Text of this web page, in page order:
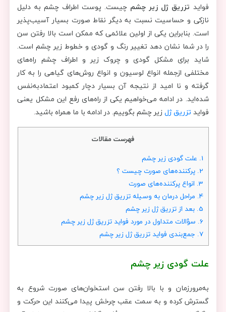
فواید تزریق ژل زیر چشم چیست. پوست اطراف چشم به دلیل
نازکی و حساسیت نسبت به دیگر نقاط صورت بسیار آسیب‌پذیر
است. بنابراین یکی از اولین علائمی که ممکن است بالا رفتن سن
را در شما نشان دهد تغییر رنگ و گودی و خطوط زیر چشم است.
شاید برای مشکل گودی و چروک زیر و اطراف چشم راه‌های
مختلفی ازجمله انواع لوسیون و انواع روش‌های گیاهی را به کار
گرفته و نا امید از نتیجه آن بسیار دچار کمبود اعتمادبه‌نفس
شده‌اید. در ادامه می‌خواهیم یکی از راه‌های رفع این مشکل یعنی
فواید تزریق ژلزیر چشم بگوییم. در ادامه با ما همراه باشید.
فهرست مقالات
1. علت گودی زیر چشم
2. پرکننده‌های صورت چیست ؟
3. انواع پرکننده‌های صورت
4. مراحل درمان به وسیله تزریق ژل زیر چشم
5. بعد از تزریق ژل زیر چشم
6. سؤالات متداول در مورد فواید تزریق ژل زیر چشم
7. جمع‌بندی فواید تزریق ژل زیر چشم
علت گودی زیر چشم
به‌مرورزمان و با بالا رفتن سن استخوان‌های صورت شروع به
گسترش کرده و به سمت عقب چرخش پیدا می‌کنند این حرکت و